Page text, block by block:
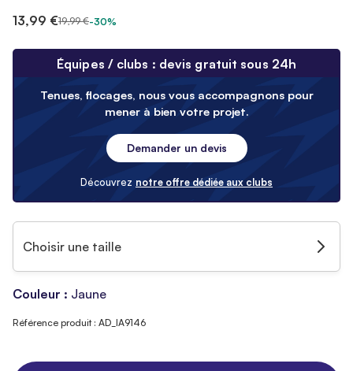
13,99 €19,99 €-30%
Équipes / clubs : devis gratuit sous 24h
Tenues, flocages, nous vous accompagnons pour
mener à bien votre projet.
Demander un devis
Découvrez notre offre dédiée aux clubs
Choisir une taille
Couleur : Jaune
Référence produit : AD_IA9146